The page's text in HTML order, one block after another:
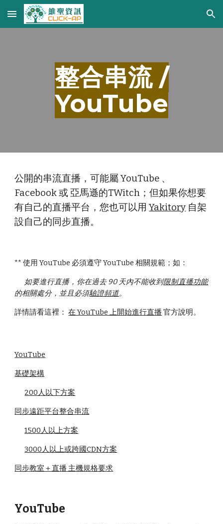
Skip to main content Skip to navigation
整合串流 /
YouTube
公開的串流直播，可能屬 YouTube 、
Facebook 或 亞馬遜的TWitch；但如果你想要
有自己的直播平台，您也可以用Yakitory 自架
設自己的同步直播。
** 使用 YouTube 必須遵守 YouTube 相關規範；如：
如要進行直播，你在過去 90 天內不能收到限制直播功能
的相關處分，並且必須驗證頻道。
詳情請看這裡：在 YouTube 上開始進行直播 官方說明。
YouTube
基礎架構
200人以下方案
同步遠距平台整合串流
1500人以上方案
3000人以上或跨國CDN方案
同步教室＋直播 主機規格要求
YouTube